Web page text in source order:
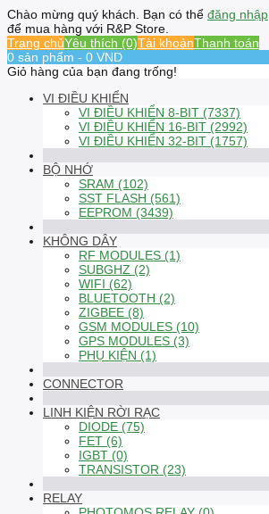
Chào mừng quý khách. Bạn có thể đăng nhập
để mua hàng với R&P Store.
Trang chủYêu thích (0)Tài khoảnThanh toán
0 sản phẩm - 0 VND
Giỏ hàng của bạn đang trống!
VI ĐIỀU KHIỂN
VI ĐIỀU KHIỂN 8-BIT (7337)
VI ĐIỀU KHIỂN 16-BIT (2992)
VI ĐIỀU KHIỂN 32-BIT (1757)
BỘ NHỚ
SRAM (102)
SST FLASH (561)
EEPROM (3439)
KHÔNG DÂY
RF MODULES (1)
SUBGHZ (2)
WIFI (62)
BLUETOOTH (2)
ZIGBEE (8)
GSM MODULES (10)
GPS MODULES (3)
PHỤ KIỆN (1)
CONNECTOR
LINH KIỆN RỜI RẠC
DIODE (75)
FET (6)
IGBT (0)
TRANSISTOR (23)
RELAY